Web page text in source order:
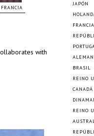
FRANCIA
with
JAPÓN
FRANCIA
BRASIL
REINO
CANADÁ
REINO